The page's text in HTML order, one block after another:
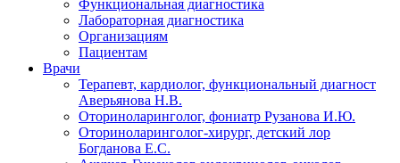
Функциональная диагностика
Лабораторная диагностика
Организациям
Пациентам
Врачи
Терапевт, кардиолог, функциональный диагност
Аверьянова Н.В.
Оториноларинголог, фониатр Рузанова И.Ю.
Оториноларинголог-хирург, детский лор
Богданова Е.С.